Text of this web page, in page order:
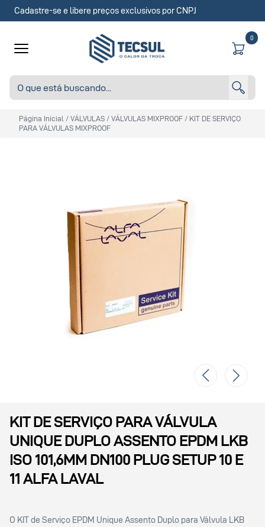
Cadastre-se e libere preços exclusivos por CNPJ
0
Página Inicial / VÁLVULAS / VÁLVULAS MIXPROOF / KIT DE SERVIÇO
PARA VÁLVULAS MIXPROOF
KIT DE SERVIÇO PARA VÁLVULA
UNIQUE DUPLO ASSENTO EPDM LKB
ISO 101,6MM DN100 PLUG SETUP 10 E
11 ALFA LAVAL
O KIT de Serviço EPDM Unique Assento Duplo para Válvula LKB